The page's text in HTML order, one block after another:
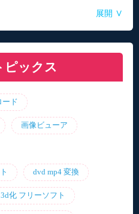
無料ツールランキング！使い
較
合成音声のフリーソフト・サイ
め7選！
AI音声読み上げソフト・サイ
【無料】
の使い方・評判・違法性
代替品は？
まわり動画のダウンロード方法
展開 ∨
ピックス
ード
画像ビューア
dvd mp4 変換
化 フリーソフト